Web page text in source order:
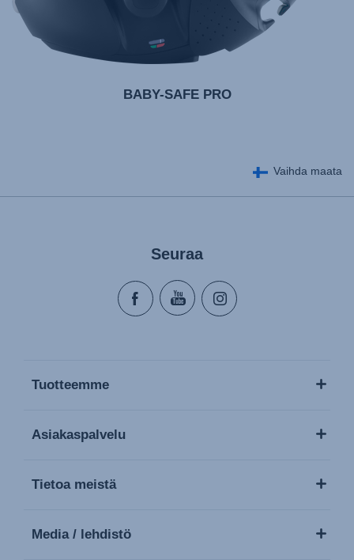
BABY-SAFE PRO
Vaihda maata
Seuraa
Tuotteemme
Asiakaspalvelu
Tietoa meistä
Media / lehdistö